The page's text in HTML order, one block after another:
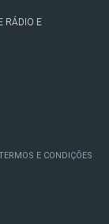
RÁDIO E
E CONDIÇÕES